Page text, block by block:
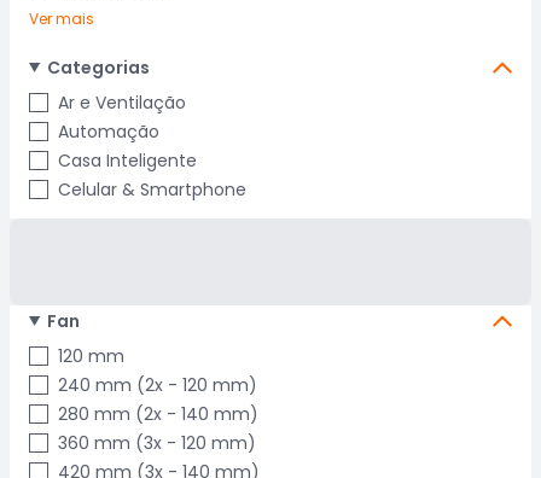
Ver mais
Categorias
Ar e Ventilação
Automação
Casa Inteligente
Celular & Smartphone
Fan
120 mm
240 mm (2x - 120 mm)
280 mm (2x - 140 mm)
360 mm (3x - 120 mm)
420 mm (3x - 140 mm)